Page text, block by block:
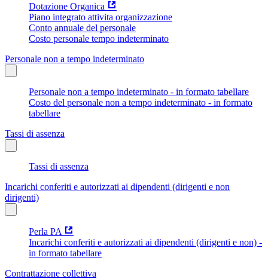
Dotazione Organica
Piano integrato attivita organizzazione
Conto annuale del personale
Costo personale tempo indeterminato
Personale non a tempo indeterminato
Personale non a tempo indeterminato - in formato tabellare
Costo del personale non a tempo indeterminato - in formato
tabellare
Tassi di assenza
Tassi di assenza
Incarichi conferiti e autorizzati ai dipendenti (dirigenti e non
dirigenti)
Perla PA
Incarichi conferiti e autorizzati ai dipendenti (dirigenti e non) -
in formato tabellare
Contrattazione collettiva